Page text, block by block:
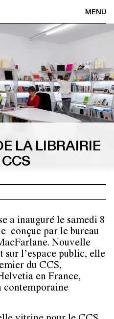
MENU
LA LIBRAIRIE
a inauguré le samedi 8
conçue par le bureau
. Nouvelle
l’espace public, elle
du CCS,
en France,